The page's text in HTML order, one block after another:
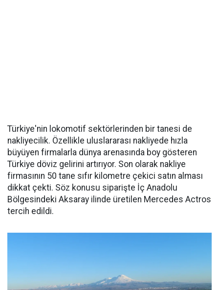
Türkiye'nin lokomotif sektörlerinden bir tanesi de
nakliyecilik. Özellikle uluslararası nakliyede hızla
büyüyen firmalarla dünya arenasında boy gösteren
Türkiye döviz gelirini artırıyor. Son olarak nakliye
firmasının 50 tane sıfır kilometre çekici satın alması
dikkat çekti. Söz konusu siparişte İç Anadolu
Bölgesindeki Aksaray ilinde üretilen Mercedes Actros
tercih edildi.